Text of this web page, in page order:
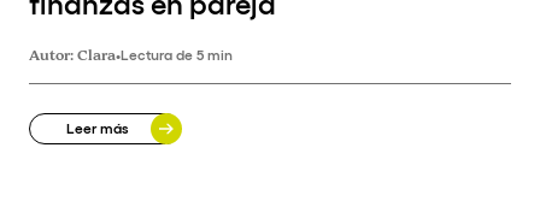
Autor:Clara•Lectura de 5 min
Leer más